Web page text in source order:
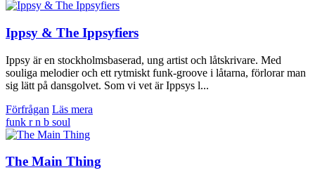
Ippsy & The Ippsyfiers
Ippsy är en stockholmsbaserad, ung artist och låtskrivare. Med
souliga melodier och ett rytmiskt funk-groove i låtarna, förlorar man
sig lätt på dansgolvet. Som vi vet är Ippsys l...
Förfrågan Läs mera
funk r n b soul
The Main Thing